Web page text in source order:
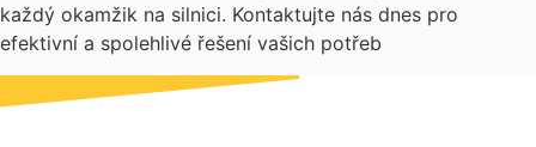
každý okamžik na silnici. Kontaktujte nás dnes pro
efektivní a spolehlivé řešení vašich potřeb